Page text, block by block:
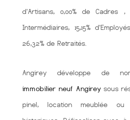
d'Artisans, 0,00% de Cadres ,
Intermédiaires, 15,15%
26,32% de Retraités.
Angirey développe de
immobilier neuf Angireysous
pinel, location meublée ou